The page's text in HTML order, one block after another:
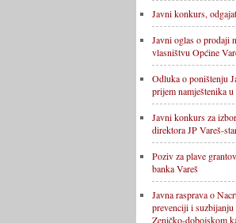
Javni konkurs,
Javni oglas o prodaji
vlasništvu Općine
Odluka o poništenju
prijem namještenika
Javni konkurs za
direktora JP Vareš-
Poziv za plave
banka Vareš
Javna rasprava o
prevenciji i
Zeničko-dobojskom